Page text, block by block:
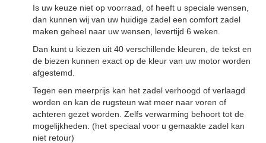
Is uw keuze niet op voorraad, of heeft u speciale wensen,
dan kunnen wij van uw huidige zadel een comfort zadel
maken geheel naar uw wensen, levertijd 6 weken.
Dan kunt u kiezen uit 40 verschillende kleuren, de tekst en
de biezen kunnen exact op de kleur van uw motor worden
afgestemd.
Tegen een meerprijs kan het zadel verhoogd of verlaagd
worden en kan de rugsteun wat meer naar voren of
achteren gezet worden. Zelfs verwarming behoort tot de
mogelijkheden. (het speciaal voor u gemaakte zadel kan
niet retour)